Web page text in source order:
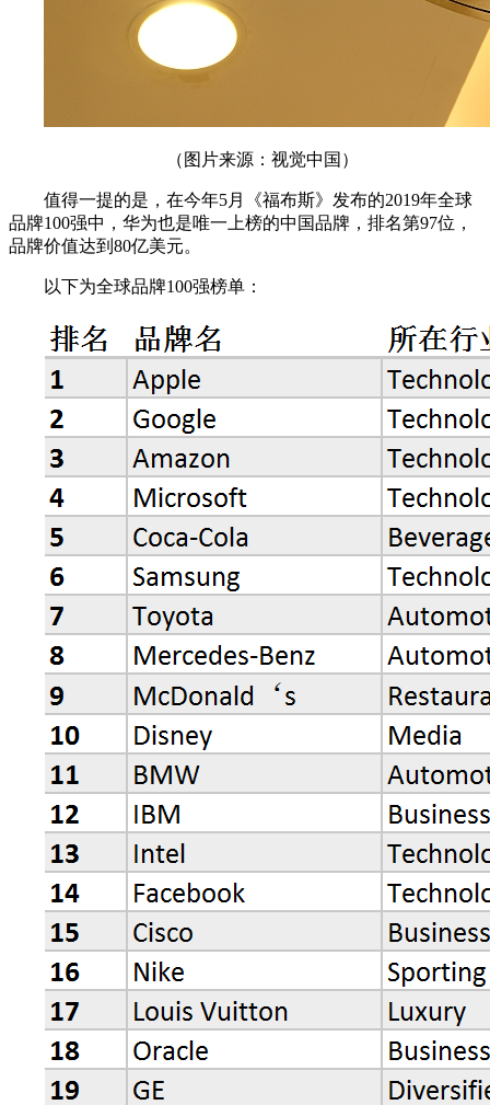
（图片来源：视觉中国）
值得一提的是，在今年5月《福布斯》发布的2019年全球
品牌100强中，华为也是唯一上榜的中国品牌，排名第97位，
品牌价值达到80亿美元。
以下为全球品牌100强榜单：